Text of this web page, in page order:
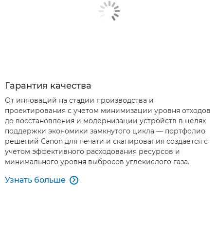
Гарантия качества
От инноваций на стадии производства и
проектирования с учетом минимизации уровня отходов
до восстановления и модернизации устройств в целях
поддержки экономики замкнутого цикла — портфолио
решений Canon для печати и сканирования создается с
учетом эффективного расходования ресурсов и
минимального уровня выбросов углекислого газа.
Узнать больше 